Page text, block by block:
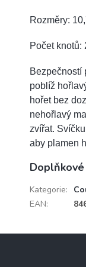
Rozměry:
Počet knotů:
Bezpečností
poblíž
hořet bez
nehořlavý
zvířat.
aby plamen
Kategorie:
EAN: